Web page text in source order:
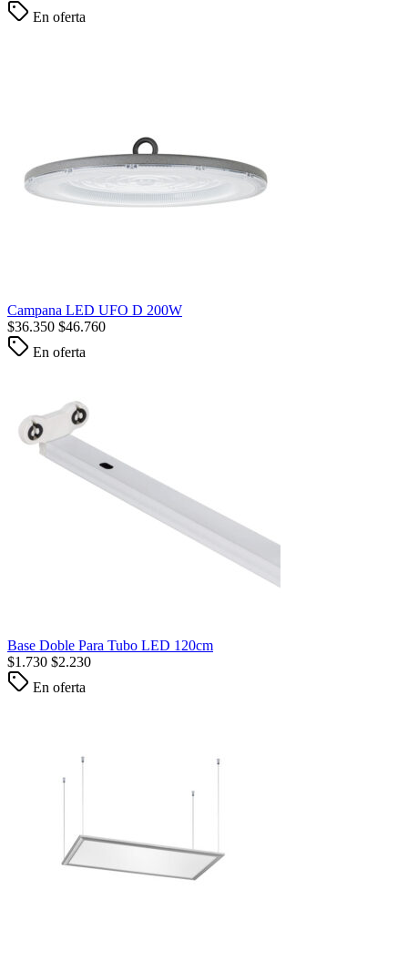
En oferta
Campana LED UFO D 200W
$36.350 $46.760
En oferta
Base Doble Para Tubo LED 120cm
$1.730 $2.230
En oferta